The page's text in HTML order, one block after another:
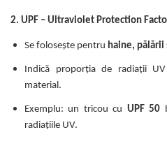
2. UPF – Ultraviolet Protection
Se folosește pentru haine, pălării
Indică proporția de radiații
material.
Exemplu: un tricou cu UPF 50
radiațiile UV.